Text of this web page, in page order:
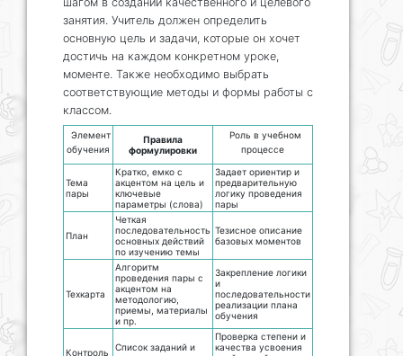
занятия. Учитель должен определить
основную цель и задачи, которые он хочет
достичь на каждом конкретном уроке,
моменте. Также необходимо выбрать
соответствующие методы и формы работы с
классом.
Элемент
обучения
Правила
формулировки
Роль в учебном
процессе
Тема
пары
Кратко, емко с
акцентом на цель и
ключевые
параметры (слова)
Задает ориентир и
предварительную
логику проведения
пары
План
Четкая
последовательность
основных действий
по изучению темы
Тезисное описание
базовых моментов
Техкарта
Алгоритм
проведения пары с
акцентом на
методологию,
приемы, материалы
и пр.
Закрепление логики
и
последовательности
реализации плана
обучения
Контроль
Список заданий и
Проверка степени и
качества усвоения